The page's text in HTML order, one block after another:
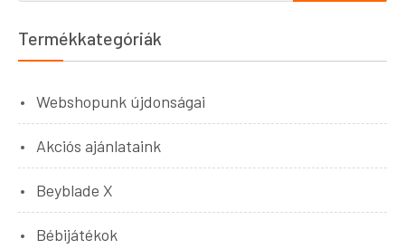
Termékkategóriák
Webshopunk újdonságai
Akciós ajánlataink
Beyblade X
Bébijátékok